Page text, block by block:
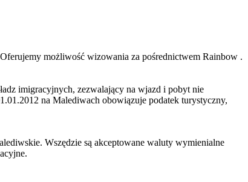
możliwość wizowania za pośrednictwem Rainbow .
imigracyjnych, zezwalający na wjazd i pobyt nie
na Malediwach obowiązuje podatek turystyczny,
Wszędzie są akceptowane waluty wymienialne